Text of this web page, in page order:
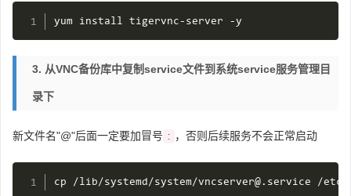
yum install tigervnc- server -y
3. 从VNC备份库中复制service文件到系统service服务管理目
录下
新文件名"@"后面一定要加冒号 : ，否则后续服务不会正常启动
cp /lib/systemd/system/vncserver@. service /etc